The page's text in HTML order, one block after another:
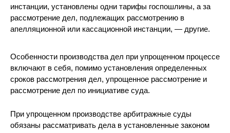
инстанции, установлены одни тарифы госпошлины, а за
рассмотрение дел, подлежащих рассмотрению в
апелляционной или кассационной инстанции, — другие.
Особенности производства дел при упрощенном процессе
включают в себя, помимо установления определенных
сроков рассмотрения дел, упрощенное рассмотрение и
рассмотрение дел по инициативе суда.
При упрощенном производстве арбитражные суды
обязаны рассматривать дела в установленные законом